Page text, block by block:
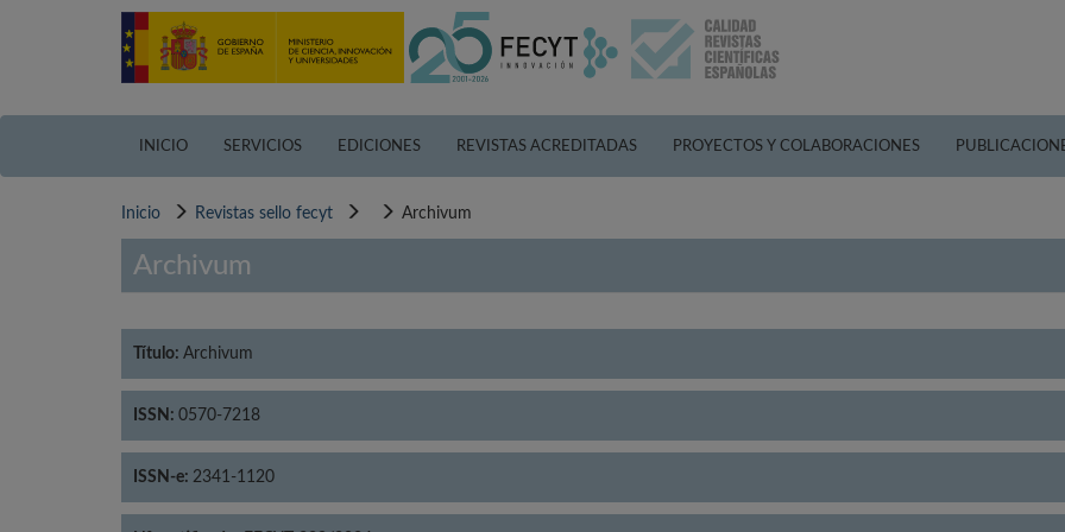
INICIO SERVICIOS EDICIONES REVISTAS ACREDITADAS PROYECTOS Y COLABORACIONES
Inicio Revistas sello fecyt Archivum
Archivum
Título: Archivum
ISSN: 0570-7218
ISSN-e: 2341-1120